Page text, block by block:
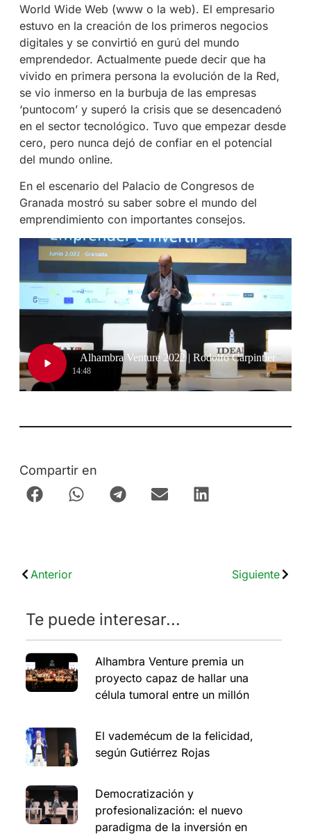
World Wide Web (www o la web). El empresario
estuvo en la creación de los primeros negocios
digitales y se convirtió en gurú del mundo
emprendedor. Actualmente puede decir que ha
vivido en primera persona la evolución de la Red,
se vio inmerso en la burbuja de las empresas
‘puntocom’ y superó la crisis que se desencadenó
en el sector tecnológico. Tuvo que empezar desde
cero, pero nunca dejó de confiar en el potencial
del mundo online.
En el escenario del Palacio de Congresos de
Granada mostró su saber sobre el mundo del
emprendimiento con importantes consejos.
Compartir en
Anterior Siguiente
Te puede interesar...
Alhambra Venture premia un
proyecto capaz de hallar una
célula tumoral entre un millón
El vademécum de la felicidad,
según Gutiérrez Rojas
Democratización y
profesionalización: el nuevo
paradigma de la inversión en